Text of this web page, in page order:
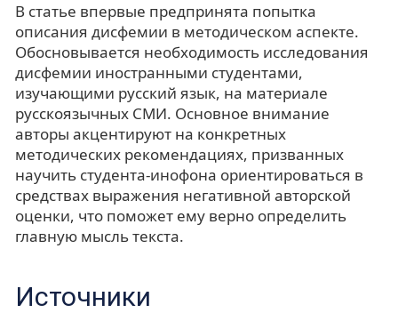
В статье впервые предпринята попытка
описания дисфемии в методическом аспекте.
Обосновывается необходимость исследования
дисфемии иностранными студентами,
изучающими русский язык, на материале
русскоязычных СМИ. Основное внимание
авторы акцентируют на конкретных
методических рекомендациях, призванных
научить студента-инофона ориентироваться в
средствах выражения негативной авторской
оценки, что поможет ему верно определить
главную мысль текста.
Источники